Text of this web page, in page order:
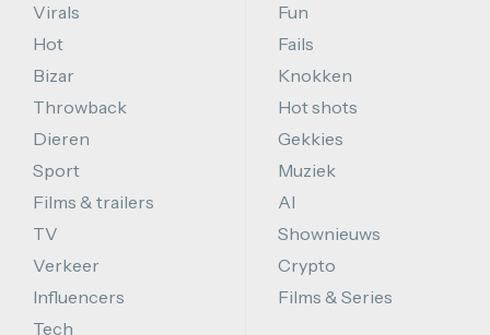
Virals
Hot
Bizar
Throwback
Dieren
Sport
Films & trailers
TV
Verkeer
Influencers
Tech
Fun
Fails
Knokken
Hot shots
Gekkies
Muziek
AI
Shownieuws
Crypto
Films & Series